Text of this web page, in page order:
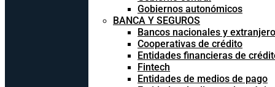
Gobiernos autonómicos
BANCA Y SEGUROS
Bancos nacionales y
Cooperativas de crédito
Entidades financieras de
Fintech
Entidades de medios de pago